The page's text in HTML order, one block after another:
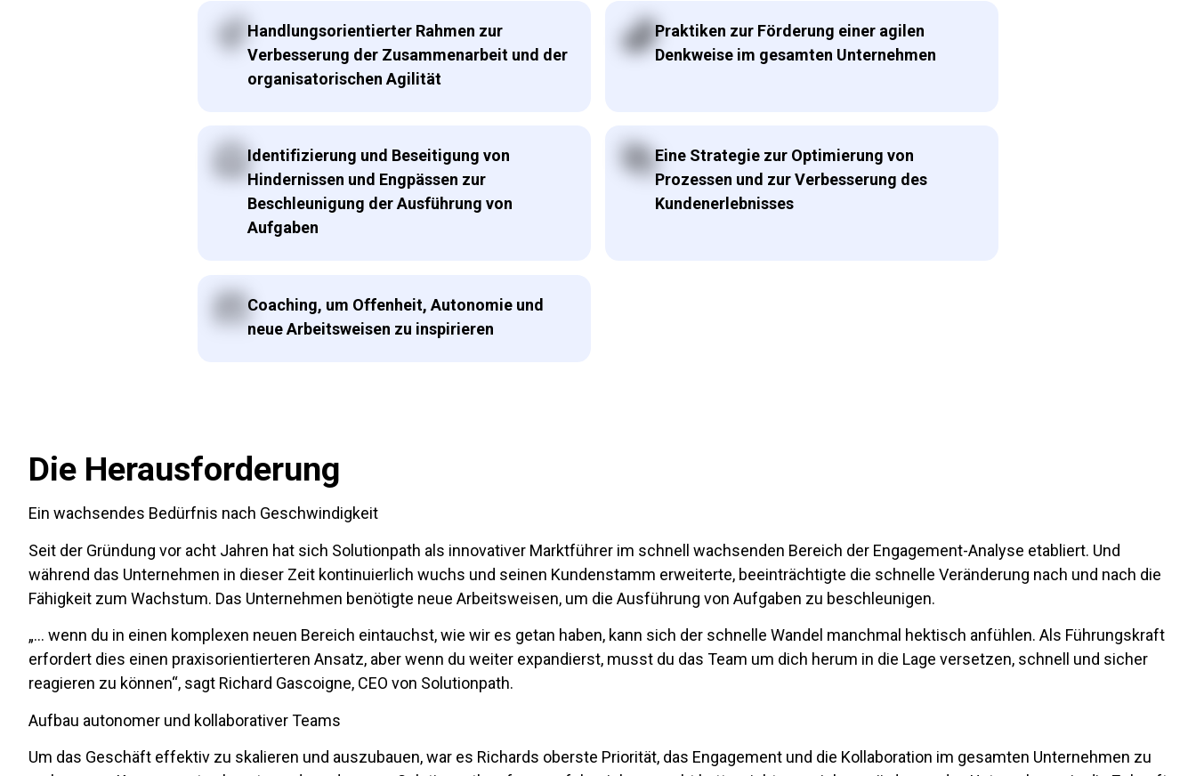
Handlungsorientierter Rahmen zur
Verbesserung der Zusammenarbeit und der
organisatorischen Agilität
Praktiken zur Förderung einer agilen
Denkweise im gesamten Unternehmen
Identifizierung und Beseitigung von
Hindernissen und Engpässen zur
Beschleunigung der Ausführung von
Aufgaben
Eine Strategie zur Optimierung von
Prozessen und zur Verbesserung des
Kundenerlebnisses
Coaching, um Offenheit, Autonomie und
neue Arbeitsweisen zu inspirieren
Die Herausforderung
Ein wachsendes Bedürfnis nach Geschwindigkeit
Seit der Gründung vor acht Jahren hat sich Solutionpath als innovativer Marktführer im schnell wachsenden Bereich der Engagement-Analyse etabliert. Und
während das Unternehmen in dieser Zeit kontinuierlich wuchs und seinen Kundenstamm erweiterte, beeinträchtigte die schnelle Veränderung nach und nach die
Fähigkeit zum Wachstum. Das Unternehmen benötigte neue Arbeitsweisen, um die Ausführung von Aufgaben zu beschleunigen.
„… wenn du in einen komplexen neuen Bereich eintauchst, wie wir es getan haben, kann sich der schnelle Wandel manchmal hektisch anfühlen. Als Führungskraft
erfordert dies einen praxisorientierteren Ansatz, aber wenn du weiter expandierst, musst du das Team um dich herum in die Lage versetzen, schnell und sicher
reagieren zu können“, sagt Richard Gascoigne, CEO von Solutionpath.
Aufbau autonomer und kollaborativer Teams
Um das Geschäft effektiv zu skalieren und auszubauen, war es Richards oberste Priorität, das Engagement und die Kollaboration im gesamten Unternehmen zu